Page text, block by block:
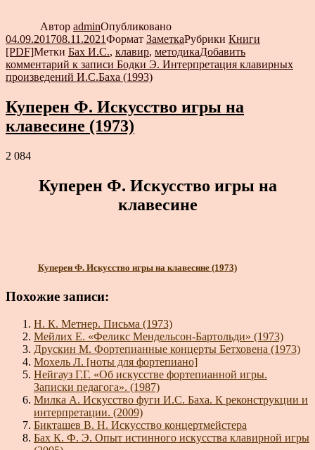
Автор adminОпубликовано
04.09.201708.11.2021Формат ЗаметкаРубрики Книги
[PDF]Метки Бах И.С., клавир, методикаДобавить
комментарий к записи Бодки Э. Интерпретация клавирных
произведений И.С.Баха (1993)
Куперен Ф. Искусство игры на
клавесине (1973)
2 084
Куперен Ф. Искусство игры на
клавесине
Куперен Ф. Искусство игры на клавесине (1973)
Похожие записи:
Н. К. Метнер. Письма (1973)
Мейлих Е. «Феликс Мендельсон-Бартольди» (1973)
Друскин М. Фортепианные концерты Бетховена (1973)
Мохель Л. [ноты для фортепиано]
Нейгауз Г.Г. «Об искусстве фортепианной игры.
Записки педагога». (1987)
Милка А. Искусство фуги И.С. Баха. К реконструкции и
интерпретации. (2009)
Бикташев В. Н. Искусство концертмейстера
Бах К. Ф. Э. Опыт истинного искусства клавирной игры